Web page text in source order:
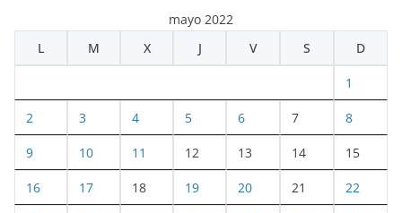
mayo 2022
L
M X J V S D
1
2 3 4 5 6 7 8
9 10 11 12 13 14 15
16 17 18 19 20 21 22